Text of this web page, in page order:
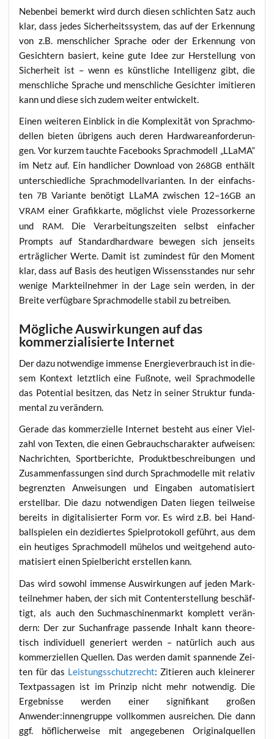
Neben­bei bemerkt wird durch die­sen schlich­ten Satz auch
klar, dass jedes Sicher­heits­sys­tem, das auf der Erken­nung
von z.B. mensch­li­cher Spra­che oder der Erken­nung von
Gesich­tern basiert, kei­ne gute Idee zur Her­stel­lung von
Sicher­heit ist – wenn es künst­li­che Intel­li­genz gibt, die
mensch­li­che Spra­che und mensch­li­che Gesich­ter imi­tie­ren
kann und die­se sich zudem wei­ter entwickelt.
Einen wei­te­ren Ein­blick in die Kom­ple­xi­tät von Sprach­mo­
del­len bie­ten übri­gens auch deren Hard­ware­an­for­de­run­
gen. Vor kur­zem tauch­te Face­books Sprach­mo­dell „LLaMA“
im Netz auf. Ein hand­li­cher Down­load von 268GB ent­hält
unter­schied­li­che Sprach­mo­dell­va­ri­an­ten. In der ein­fachs­
ten7B Vari­an­te benö­tigt LLaMA zwi­schen 12–16GBan
VRAM einer Gra­fik­kar­te, mög­lichst vie­le Pro­zes­sor­ker­ne
und
RAM. Die Ver­ar­bei­tungs­zei­ten selbst ein­fa­cher
Prompts auf Stan­dard­hard­ware bewe­gen sich jen­seits
erträg­li­cher Wer­te. Damit ist zumin­dest für den Moment
klar, dass auf Basis des heu­ti­gen Wis­sens­stan­des nur sehr
weni­ge Mark­teil­neh­mer in der Lage sein wer­den, in der
Brei­te ver­füg­ba­re Sprach­mo­del­le sta­bil zu betreiben.
Mögliche Auswirkungen auf das
kommerzialisierte Internet
Der dazu not­wen­di­ge immense Ener­gie­ver­brauch ist in die­
sem Kon­text letzt­lich eine Fuß­no­te, weil Sprach­mo­del­le
das Poten­ti­al besit­zen, das Netz in sei­ner Struk­tur fun­da­
men­tal zu verändern.
Gera­de das kom­mer­zi­el­le Inter­net besteht aus einer Viel­
zahl von Tex­ten, die einen Gebrauchs­cha­rak­ter auf­wei­sen:
Nach­rich­ten, Sport­be­rich­te, Pro­dukt­be­schrei­bun­gen und
Zusam­men­fas­sun­gen sind durch Sprach­mo­del­le mit rela­tiv
begrenz­ten Anwei­sun­gen und Ein­ga­ben auto­ma­ti­siert
erstell­bar. Die dazu not­wen­di­gen Daten lie­gen teil­wei­se
bereits in digi­ta­li­sier­ter Form vor. Es wird z.B. bei Hand­
ball­spie­len ein dezi­dier­tes Spiel­pro­to­koll geführt, aus dem
ein heu­ti­ges Sprach­mo­dell mühe­los und weit­ge­hend auto­
ma­ti­siert einen Spiel­be­richt erstel­len kann.
Das wird sowohl immense Aus­wir­kun­gen auf jeden Mark­
teil­neh­mer haben, der sich mit Con­ten­ter­stel­lung beschäf­
tigt, als auch den Such­ma­schi­nen­markt kom­plett ver­än­
dern: Der zur Such­an­fra­ge pas­sen­de Inhalt kann theo­re­
tisch indi­vi­du­ell gene­riert wer­den – natür­lich auch aus
kom­mer­zi­el­len Quel­len. Das wer­den damit span­nen­de Zei­
ten für das Leis­tungsschutz­recht: Zitie­ren auch klei­ne­rer
Text­pas­sa­gen ist im Prin­zip nicht mehr not­wen­dig. Die
Ergeb­nis­se wer­den einer signi­fi­kant gro­ßen
Anwender:innengruppe voll­kom­men aus­rei­chen. Die dann
ggf. höf­li­cher­wei­se mit ange­ge­be­nen Ori­gi­nal­quel­len